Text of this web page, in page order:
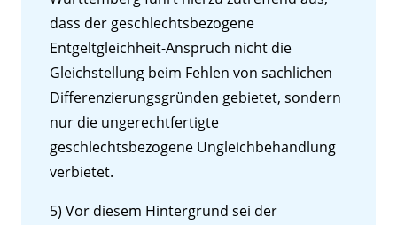
dass der geschlechtsbezogene
Entgeltgleichheit-Anspruch nicht die
Gleichstellung beim Fehlen von sachlichen
Differenzierungsgründen gebietet, sondern
nur die ungerechtfertigte
geschlechtsbezogene Ungleichbehandlung
verbietet.
5) Vor diesem Hintergrund sei der